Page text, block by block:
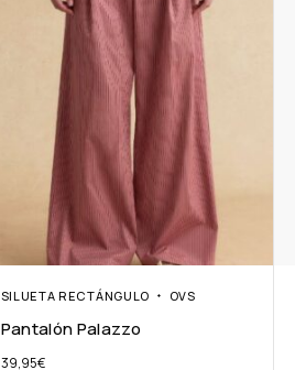
SILUETA RECTÁNGULO OVS
Pantalón Palazzo
39,95€